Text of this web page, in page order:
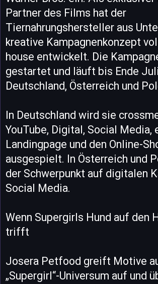
Partner des Films hat der
Tiernahrungshersteller aus
kreative Kampagnenkonzept
house entwickelt. Die
gestartet und läuft bis Ende
Deutschland, Österreich und
In Deutschland wird sie
YouTube, Digital, Social Media,
Landingpage und den Online-
ausgespielt. In Österreich und
der Schwerpunkt auf digitalen
Social Media.
Wenn Supergirls Hund auf den
trifft
Josera Petfood greift Motive
„Supergirl“-Universum auf und